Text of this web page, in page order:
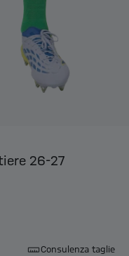
26-27
Consulenza taglie